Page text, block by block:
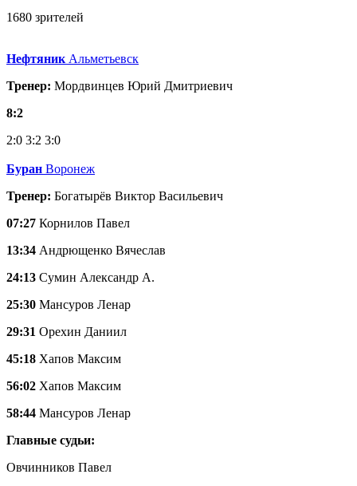
1680 зрителей
Нефтяник Альметьевск
Тренер: Мордвинцев Юрий Дмитриевич
8:2
2:0 3:2 3:0
Буран Воронеж
Тренер: Богатырёв Виктор Васильевич
07:27 Корнилов Павел
13:34 Андрющенко Вячеслав
24:13 Сумин Александр А.
25:30 Мансуров Ленар
29:31 Орехин Даниил
45:18 Хапов Максим
56:02 Хапов Максим
58:44 Мансуров Ленар
Главные судьи:
Овчинников Павел